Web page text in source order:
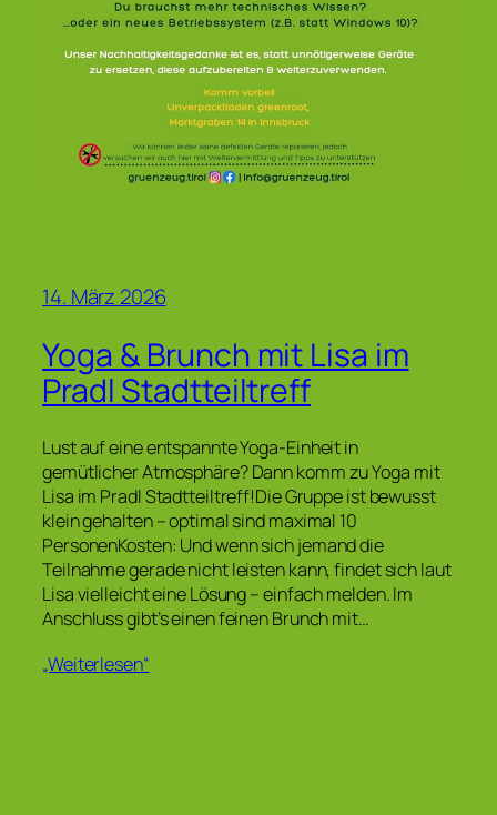
14. März 2026
Yoga & Brunch mit Lisa im
Pradl Stadtteiltreff
Lust auf eine entspannte Yoga-Einheit in
gemütlicher Atmosphäre? Dann komm zu Yoga mit
Lisa im Pradl Stadtteiltreff!Die Gruppe ist bewusst
klein gehalten – optimal sind maximal 10
PersonenKosten: Und wenn sich jemand die
Teilnahme gerade nicht leisten kann, findet sich laut
Lisa vielleicht eine Lösung – einfach melden. Im
Anschluss gibt’s einen feinen Brunch mit…
„Weiterlesen“